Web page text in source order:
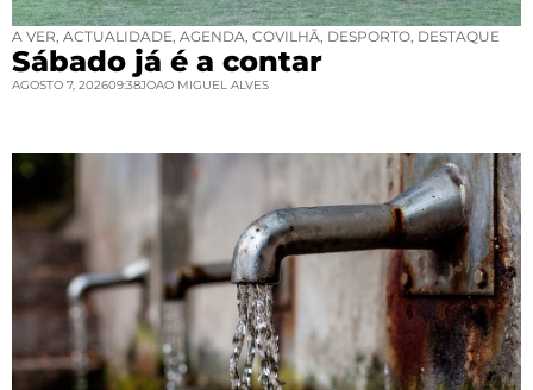
A VER, ACTUALIDADE, AGENDA, COVILHÃ, DESPORTO, DESTAQUE
Sábado já é a contar
AGOSTO 7, 202609:38JOAO MIGUEL ALVES